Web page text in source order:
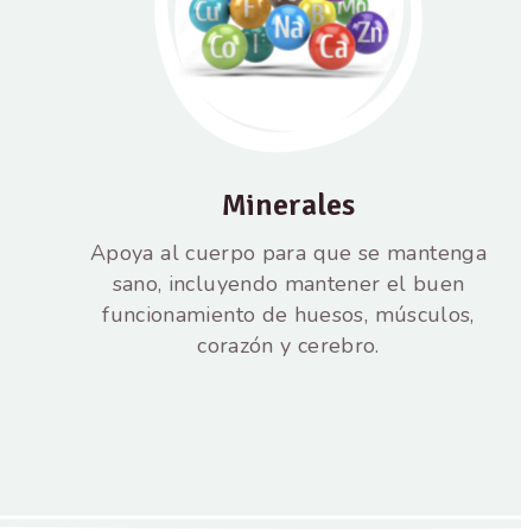
Minerales
Apoya al cuerpo para que se mantenga
sano, incluyendo mantener el buen
funcionamiento de huesos, músculos,
corazón y cerebro.